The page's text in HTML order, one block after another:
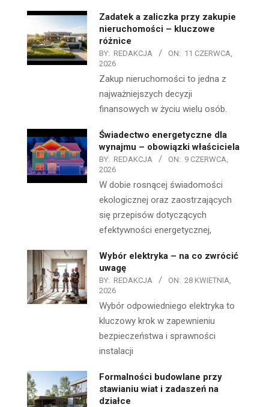
Zadatek a zaliczka przy zakupie
nieruchomości – kluczowe
różnice
BY: REDAKCJA ON: 11 CZERWCA,
2026
Zakup nieruchomości to jedna z
najważniejszych decyzji
finansowych w życiu wielu osób.
Świadectwo energetyczne dla
wynajmu – obowiązki właściciela
BY: REDAKCJA ON: 9 CZERWCA,
2026
W dobie rosnącej świadomości
ekologicznej oraz zaostrzających
się przepisów dotyczących
efektywności energetycznej,
Wybór elektryka – na co zwrócić
uwagę
BY: REDAKCJA ON: 28 KWIETNIA,
2026
Wybór odpowiedniego elektryka to
kluczowy krok w zapewnieniu
bezpieczeństwa i sprawności
instalacji
Formalności budowlane przy
stawianiu wiat i zadaszeń na
działce